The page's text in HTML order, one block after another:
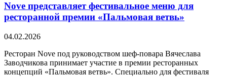
Nove представляет фестивальное меню для
ресторанной премии «Пальмовая ветвь»
04.02.2026
Ресторан Nove под руководством шеф-повара Вячеслава
Заводчикова принимает участие в премии ресторанных
концепций «Пальмовая ветвь». Специально для фестиваля